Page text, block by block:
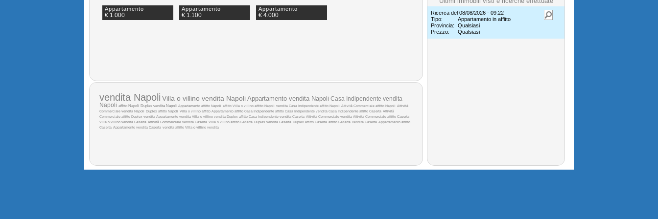
Appartamento
€ 1.000
Appartamento
€ 1.100
Appartamento
€ 4.000
vendita Napoli Villa o villino vendita Napoli Appartamento vendita Napoli Casa Indipendente vendita
Napoli affitto Napoli Duplex vendita Napoli Appartamento affitto Napoli affitto Villa o villino affitto Napoli vendita Casa Indipendente affitto Napoli Attività Commerciale affitto Napoli Attività
Commerciale vendita Napoli
Duplex affitto Napoli Villa o villino affitto Appartamento affitto Casa Indipendente affitto Casa Indipendente vendita Casa Indipendente affitto Caserta Attività
Commerciale affitto Duplex vendita Appartamento vendita Villa o villino vendita Duplex affitto Casa Indipendente vendita Caserta Attività Commerciale vendita Attività Commerciale affitto Caserta
Villa o villino vendita Caserta Attività Commerciale vendita Caserta Villa o villino affitto Caserta Duplex vendita Caserta Duplex affitto Caserta affitto Caserta vendita Caserta Appartamento affitto
Caserta Appartamento vendita Caserta vendita affitto Villa o villino vendita
Ricerca del 08/08/2026 - 09:22
Tipo:
Appartamento in affitto
Provincia:
Qualsiasi
Prezzo:
Qualsiasi